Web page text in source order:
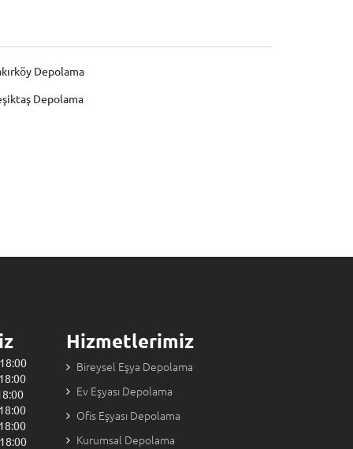
Depolama
Depolama
Hizmetlerimiz
Bireysel Eşya Depolama
Ev Eşyası Depolama
Ofis Eşyası Depolama
Kurumsal Depolama